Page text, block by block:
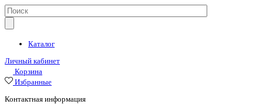
Каталог
Личный кабинет
Корзина
Избранные
Контактная информация